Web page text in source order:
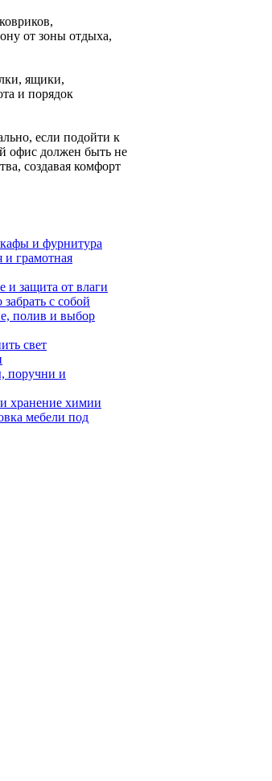
от зоны отдыха,
ящики,
и порядок
если подойти к
офис должен быть не
создавая комфорт
и фурнитура
грамотная
и защита от влаги
с собой
полив и выбор
свет
поручни и
хранение химии
мебели под